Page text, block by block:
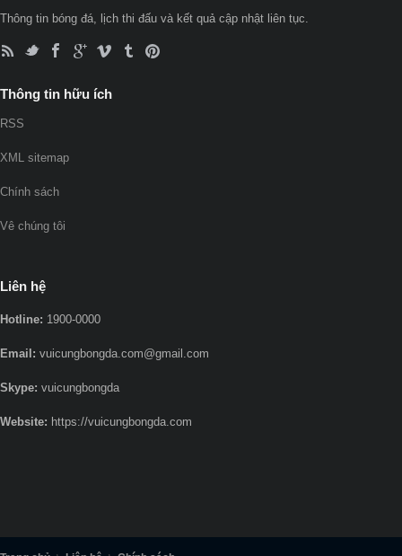
Thông tin bóng đá, lịch thi đấu và kết quả cập nhật liên tục.
Thông tin hữu ích
RSS
XML sitemap
Chính sách
Vê chúng tôi
Liên hệ
Hotline: 1900-0000
Email: vuicungbongda.com@gmail.com
Skype: vuicungbongda
Website: https://vuicungbongda.com